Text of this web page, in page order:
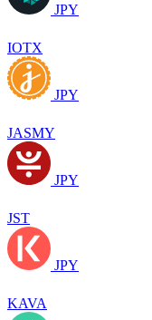
JPY
IOTX
JPY
JASMY
JPY
JST
JPY
KAVA